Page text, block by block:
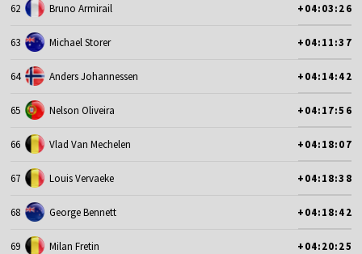
62 Bruno Armirail +04:03:26
63 Michael Storer +04:11:37
64 Anders Johannessen +04:14:42
65 Nelson Oliveira +04:17:56
66 Vlad Van Mechelen +04:18:07
67 Louis Vervaeke +04:18:38
68 George Bennett +04:18:42
69 Milan Fretin +04:20:25